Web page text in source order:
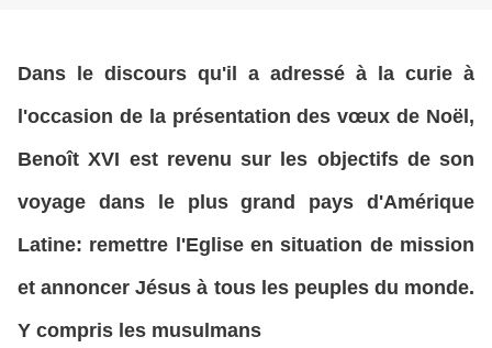
Dans le discours qu'il a adressé à la curie à
l'occasion de la présentation des vœux de Noël,
Benoît XVI est revenu sur les objectifs de son
voyage dans le plus grand pays d'Amérique
Latine: remettre l'Eglise en situation de mission
et annoncer Jésus à tous les peuples du monde.
Y compris les musulmans